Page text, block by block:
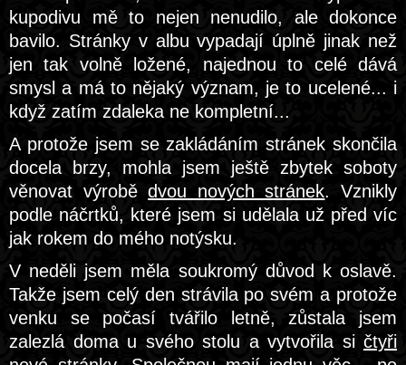
kupodivu mě to nejen nenudilo, ale dokonce
bavilo. Stránky v albu vypadají úplně jinak než
jen tak volně ložené, najednou to celé dává
smysl a má to nějaký význam, je to ucelené... i
když zatím zdaleka ne kompletní...
A protože jsem se zakládáním stránek skončila
docela brzy, mohla jsem ještě zbytek soboty
věnovat výrobědvou nových stránek. Vznikly
podle náčrtků, které jsem si udělala už před víc
jak rokem do mého notýsku.
V neděli jsem měla soukromý důvod k oslavě.
Takže jsem celý den strávila po svém a protože
venku se počasí tvářilo letně, zůstala jsem
zalezlá doma u svého stolu a vytvořila si čtyři